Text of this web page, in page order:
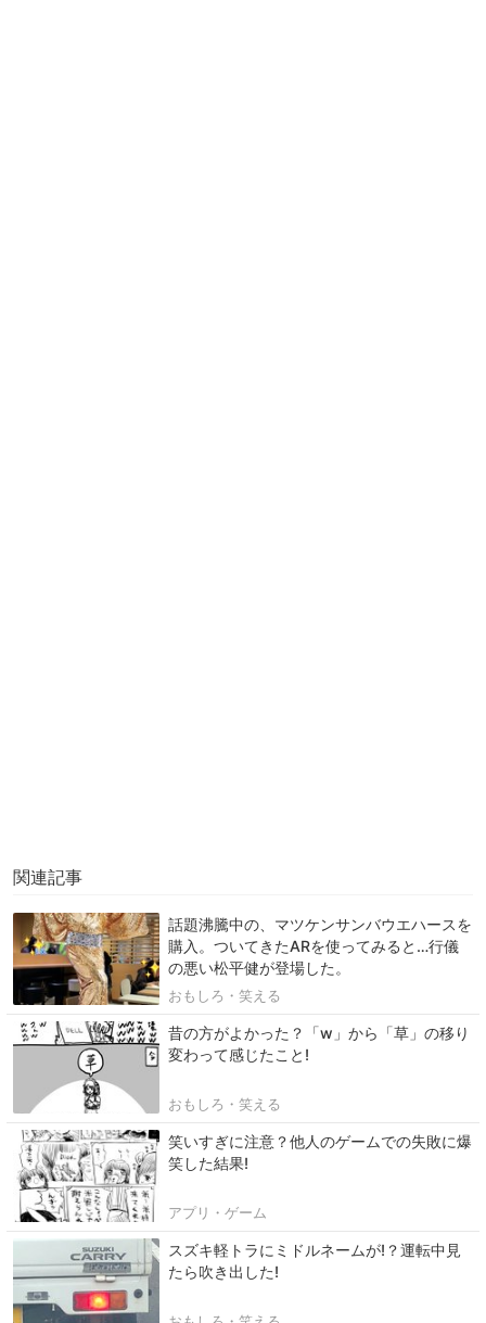
関連記事
話題沸騰中の、マツケンサンバウエハースを
購入。ついてきたARを使ってみると…行儀
の悪い松平健が登場した。
おもしろ・笑える
昔の方がよかった？「w」から「草」の移り
変わって感じたこと!
おもしろ・笑える
笑いすぎに注意？他人のゲームでの失敗に爆
笑した結果!
アプリ・ゲーム
スズキ軽トラにミドルネームが!？運転中見
たら吹き出した!